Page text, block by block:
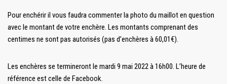
Pour enchérir il vous faudra commenter la photo du maillot en question
avec le montant de votre enchère. Les montants comprenant des
centimes ne sont pas autorisés (pas d’enchères à 60,01€).
Les enchères se termineront le mardi 9 mai 2022 à 16h00. L’heure de
référence est celle de Facebook.